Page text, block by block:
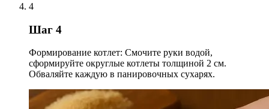
4
Шаг 4
Формирование котлет: Смочите руки водой,
сформируйте округлые котлеты толщиной 2 см.
Обваляйте каждую в панировочных сухарях.